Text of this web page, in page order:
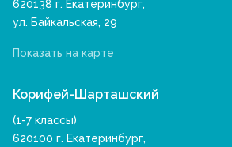
620138 г. Екатеринбург,
ул. Байкальская, 29
Показать на карте
Корифей-Шарташский
(1-7 классы)
620100 г. Екатеринбург,